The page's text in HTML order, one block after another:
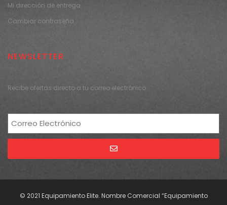
Mi dirección de entrega
Cambiar contraseña
NEWSLETTER
Recibe ofertas directo a tu correo electrónico
© 2021 Equipamiento Elite. Nombre Comercial “Equipamiento